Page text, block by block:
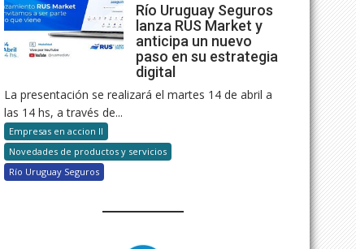
Río Uruguay Seguros
lanza RUS Market y
anticipa un nuevo
paso en su estrategia
digital
La presentación se realizará el martes 14 de abril a
las 14 hs, a través de...
Empresas en accion II
Novedades de productos y servicios
Río Uruguay Seguros